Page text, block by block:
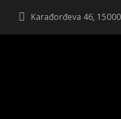
Karađorđeva 46,